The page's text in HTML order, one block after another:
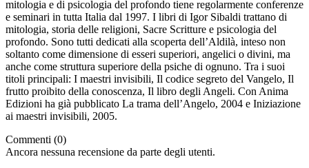
mitologia e di psicologia del profondo tiene regolarmente conferenze
e seminari in tutta Italia dal 1997. I libri di Igor Sibaldi trattano di
mitologia, storia delle religioni, Sacre Scritture e psicologia del
profondo. Sono tutti dedicati alla scoperta dell’Aldilà, inteso non
soltanto come dimensione di esseri superiori, angelici o divini, ma
anche come struttura superiore della psiche di ognuno. Tra i suoi
titoli principali: I maestri invisibili, Il codice segreto del Vangelo, Il
frutto proibito della conoscenza, Il libro degli Angeli. Con Anima
Edizioni ha già pubblicato La trama dell’Angelo, 2004 e Iniziazione
ai maestri invisibili, 2005.
Commenti (0)
Ancora nessuna recensione da parte degli utenti.